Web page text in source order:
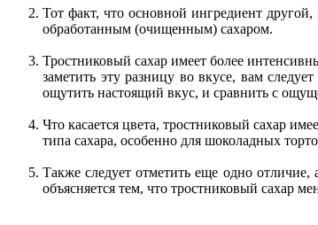
Тот факт, что основной ингредиент другой,
обработанным (очищенным) сахаром.
Тростниковый сахар имеет более
заметить эту разницу во вкусе, вам
ощутить настоящий вкус, и сравнить с
Что касается цвета, тростниковый сахар
типа сахара, особенно для шоколадных
Также следует отметить еще одно
объясняется тем, что тростниковый сахар